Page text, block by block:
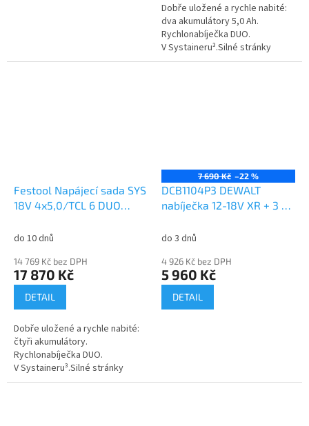
Dobře uložené a rychle nabité:
dva akumulátory 5,0 Ah.
Rychlonabíječka DUO.
V Systaineru³.Silné stránky
a užitekIdeální doplnění:
Festool Napájecí sada SYS
18V 4x5,0/TCL 6 DUO
do 10 dnů
14 769 Kč bez DPH
17 870 Kč
DETAIL
Dobře uložené a rychle nabité:
čtyři akumulátory.
Rychlonabíječka DUO.
V Systaineru³.Silné stránky
a užitekIdeální doplnění:
7 690 Kč –22 %
DCB1104P3 DEWALT
nabíječka 12-18V XR + 3 x
Ion
do 3 dnů
4 926 Kč bez DPH
5 960 Kč
DETAIL